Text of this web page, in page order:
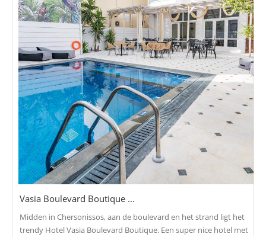
Vasia Boulevard Boutique ...
Midden in Chersonissos, aan de boulevard en het strand ligt het
trendy Hotel Vasia Boulevard Boutique. Een super nice hotel met